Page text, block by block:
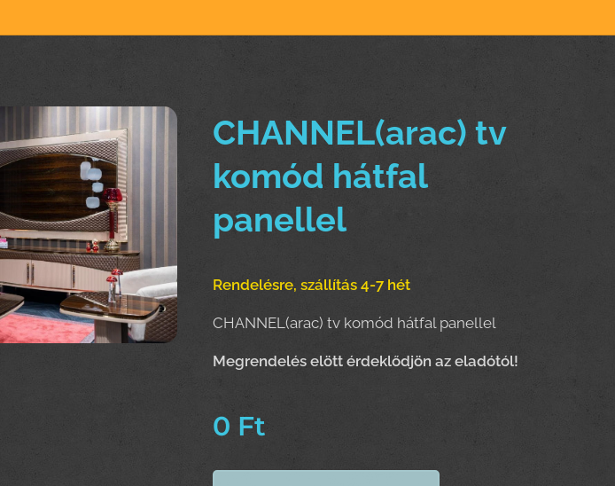
CHANNEL(arac) tv
komód hátfal
panellel
Rendelésre, szállítás 4-7 hét
CHANNEL(arac) tv komód hátfal panellel
Megrendelés elött érdeklődjön az eladótól!
0 Ft